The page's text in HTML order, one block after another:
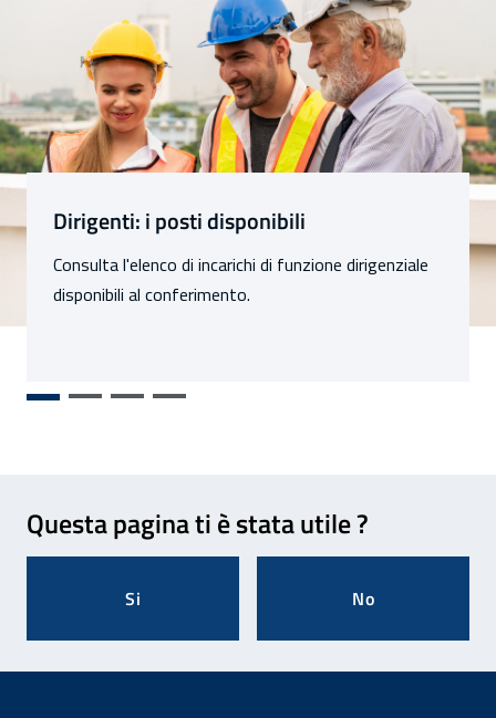
Sezioni
Dirigenti: i posti disponibili
Consulta l'elenco di incarichi di funzione dirigenziale
disponibili al conferimento.
Questa pagina ti è stata utile ?
Si No